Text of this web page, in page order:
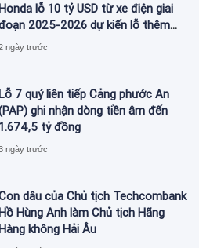
Honda lỗ 10 tỷ USD từ xe điện giai
2025-2026 dự kiến lỗ thêm
tỷ USD giai đoạn 2026-2027
ngày trước
Lỗ 7 quý liên tiếp Cảng phước An
ghi nhận dòng tiền âm đến
1.674,5 tỷ đồng
ngày trước
dâu của Chủ tịch Techcombank
Hồ Hùng Anh làm Chủ tịch Hãng
Hàng không Hải Âu